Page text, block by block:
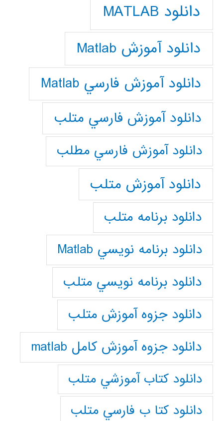
دانلود MATLAB
دانلود آموزش Matlab
دانلود آموزش فارسي Matlab
دانلود آموزش فارسي متلب
دانلود آموزش فارسي مطلب
دانلود آموزش متلب
دانلود برنامه متلب
دانلود برنامه نويسي Matlab
دانلود برنامه نويسي متلب
دانلود جزوه آموزش متلب
دانلود جزوه آموزش کامل matlab
دانلود كتاب آموزشي متلب
دانلود كتا ب فارسي متلب